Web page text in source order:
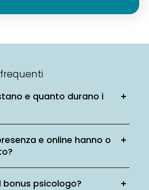
e quanto durano i
e online hanno o
psicologo?